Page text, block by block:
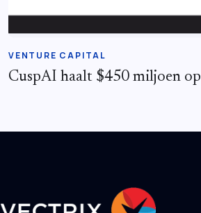
VENTURE CAPITAL
CuspAI haalt $450 miljoen op